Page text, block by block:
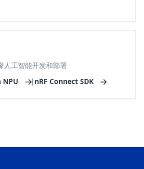
人工智能开发和部署
| nRF Connect SDK